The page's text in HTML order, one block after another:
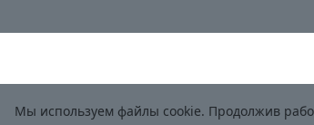
Мы используем файлы cookie. Продолжив